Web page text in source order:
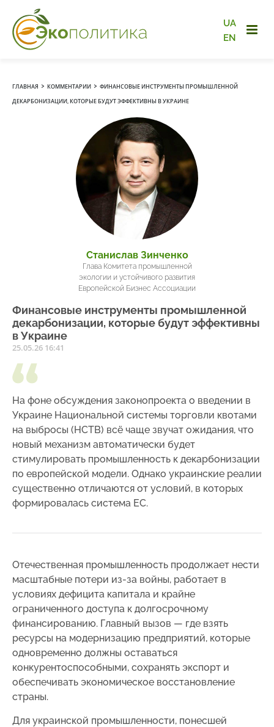
UA
EN
ГЛАВНАЯ › КОММЕНТАРИИ › ФИНАНСОВЫЕ ИНСТРУМЕНТЫ ПРОМЫШЛЕННОЙ
ДЕКАРБОНИЗАЦИИ, КОТОРЫЕ БУДУТ ЭФФЕКТИВНЫ В УКРАИНЕ
Станислав Зинченко
Глава Комитета промышленной
экологии и устойчивого развития
Европейской Бизнес Ассоциации
Финансовые инструменты промышленной
декарбонизации, которые будут эффективны
в Украине
25.05.26 16:41
На фоне обсуждения законопроекта о введении в
Украине Национальной системы торговли квотами
на выбросы (НСТВ) всё чаще звучат ожидания, что
новый механизм автоматически будет
стимулировать промышленность к декарбонизации
по европейской модели. Однако украинские реалии
существенно отличаются от условий, в которых
формировалась система ЕС.
Отечественная промышленность продолжает нести
масштабные потери из-за войны, работает в
условиях дефицита капитала и крайне
ограниченного доступа к долгосрочному
финансированию. Главный вызов — где взять
ресурсы на модернизацию предприятий, которые
одновременно должны оставаться
конкурентоспособными, сохранять экспорт и
обеспечивать экономическое восстановление
страны.
Для украинской промышленности, понесшей